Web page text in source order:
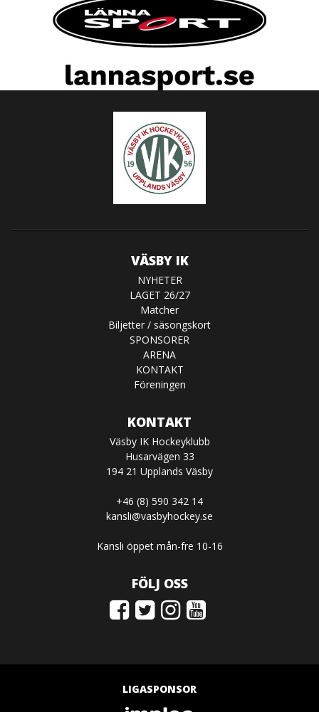
VÄSBY IK
NYHETER
LAGET 26/27
Matcher
Biljetter / säsongskort
SPONSORER
ARENA
KONTAKT
Föreningen
KONTAKT
Väsby IK Hockeyklubb
Husarvägen 33
194 21 Upplands Väsby
+46 (8) 590 342 14
kansli@vasbyhockey.se
Kansli öppet mån-fre 10-16
FÖLJ OSS
LIGASPONSOR